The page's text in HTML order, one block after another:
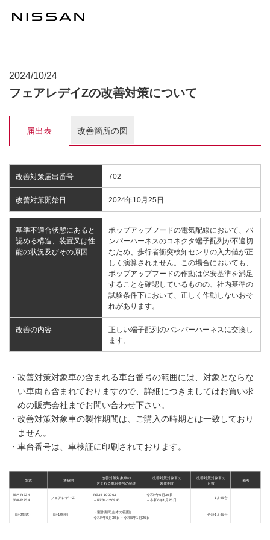
2024/10/24
フェアレデイZの改善対策について
届出表 改善箇所の図
改善対策届出番号 702
改善対策開始日 2024年10月25日
基準不適合状態にあると
認める構造、装置又は性
能の状況及びその原因
ポップアップフードの電気配線において、バ
ンパーハーネスのコネクタ端子配列が不適切
なため、歩行者衝突検知センサの入力値が正
しく演算されません。この場合においても、
ポップアップフードの作動は保安基準を満足
することを確認しているものの、社内基準の
試験条件下において、正しく作動しないおそ
れがあります。
改善の内容
正しい端子配列のバンパーハーネスに交換し
ます。
・改善対策対象車の含まれる車台番号の範囲には、対象とならな
い車両も含まれておりますので、詳細につきましてはお買い求
めの販売会社までお問い合わせ下さい。
・改善対策対象車の製作期間は、ご購入の時期とは一致しており
ません。
・車台番号は、車検証に印刷されております。
型式 通称名
改善対策対象車の
含まれる車台番号の範囲
改善対策対象車の
製作期間
改善対策対象車の
台数
備考
5BA-RZ34
3BA-RZ34
フェアレディZ
RZ34-100063
～RZ34-120945
令和4年6月30日
～令和6年1月26日
1,845台
（計2型式） （計1車種）
（製作期間全体の範囲）
令和4年6月30日～令和6年1月26日
合計1,845台